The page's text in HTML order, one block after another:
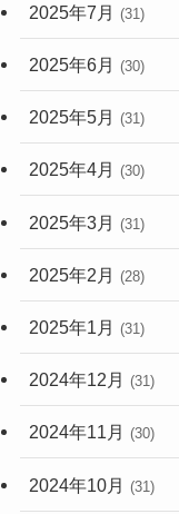
2025年7月 (31)
2025年6月 (30)
2025年5月 (31)
2025年4月 (30)
2025年3月 (31)
2025年2月 (28)
2025年1月 (31)
2024年12月 (31)
2024年11月 (30)
2024年10月 (31)